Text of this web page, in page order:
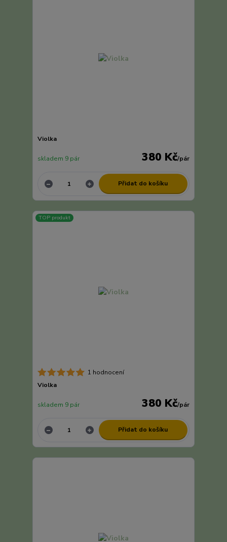
Violka
380 Kč/pár
skladem 9 pár
Přidat do košíku
TOP produkt
1 hodnocení
Violka
380 Kč/pár
skladem 9 pár
Přidat do košíku